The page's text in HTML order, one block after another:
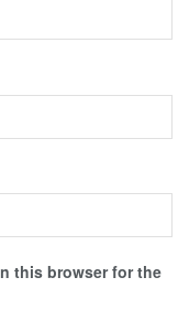
this browser for the